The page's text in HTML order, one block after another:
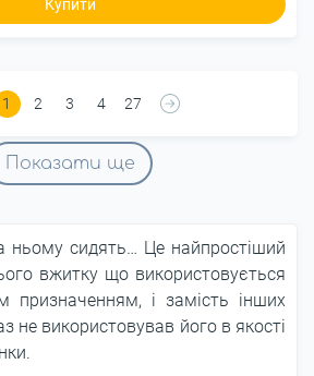
Купити
1 2 3 4 27
Показати ще
ньому сидять… Це найпростіший
вжитку що використовується
і замість інших
не використовував його в якості